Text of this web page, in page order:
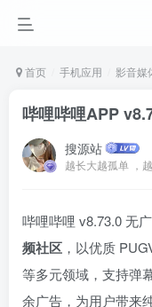
首页 手机应用 影音媒
哔哩哔哩APP
搜源站
越长大越孤单 ，
哔哩哔哩 v8.73.0 无
频社区 ，以优质
等多元领域，支持弹
余广告，为用户带来